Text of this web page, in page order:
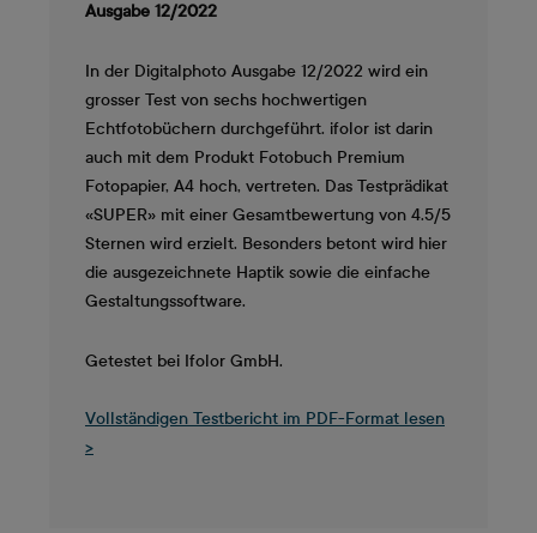
Ausgabe 12/2022
In der Digitalphoto Ausgabe 12/2022 wird ein
grosser Test von sechs hochwertigen
Echtfotobüchern durchgeführt. ifolor ist darin
auch mit dem Produkt Fotobuch Premium
Fotopapier, A4 hoch, vertreten. Das Testprädikat
«SUPER» mit einer Gesamtbewertung von 4.5/5
Sternen wird erzielt. Besonders betont wird hier
die ausgezeichnete Haptik sowie die einfache
Gestaltungssoftware.
Getestet bei Ifolor GmbH.
Vollständigen Testbericht im PDF-Format lesen
>